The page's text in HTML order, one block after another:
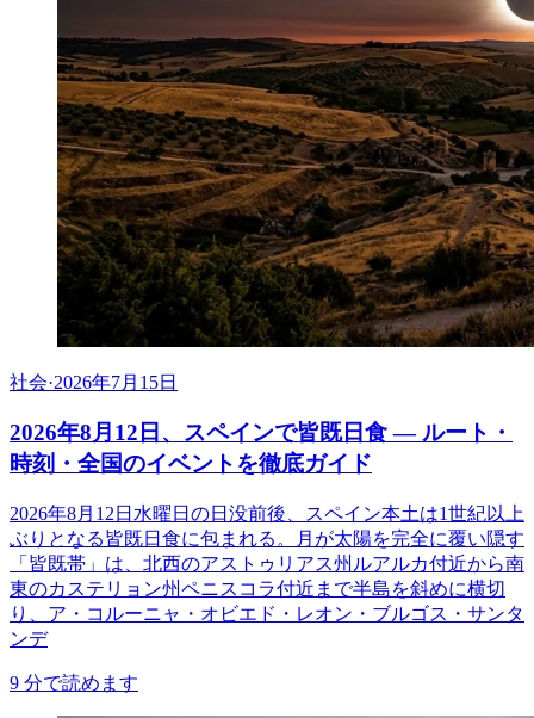
社会·2026年7月15日
2026年8月12日、スペインで皆既日食 ― ルート・
時刻・全国のイベントを徹底ガイド
2026年8月12日水曜日の日没前後、スペイン本土は1世紀以上
ぶりとなる皆既日食に包まれる。月が太陽を完全に覆い隠す
「皆既帯」は、北西のアストゥリアス州ルアルカ付近から南
東のカステリョン州ペニスコラ付近まで半島を斜めに横切
り、ア・コルーニャ・オビエド・レオン・ブルゴス・サンタ
ンデ
9 分で読めます